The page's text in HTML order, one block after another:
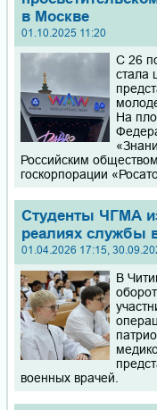
в Москве
01.10.2025 11:20
С 26
стала
На
Российским
госкорпорации
Студенты ЧГМА
реалиях службы
01.04.2026 17:15,
В
военных врачей.